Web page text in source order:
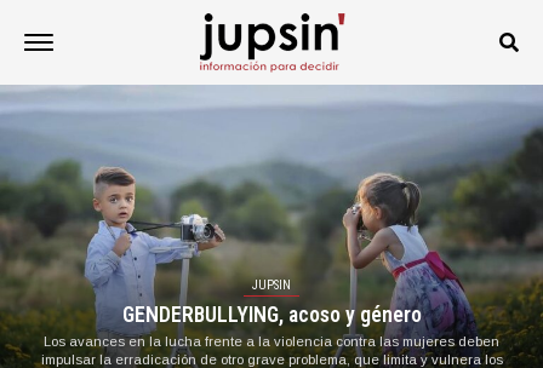
JUPSIN
GENDERBULLYING, acoso y género
Los avances en la lucha frente a la violencia contra las mujeres deben
impulsar la erradicación de otro grave problema, que limita y vulnera los